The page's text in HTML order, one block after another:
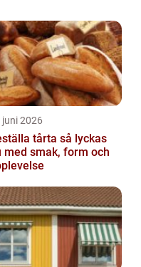
juni 2026
tårta så lyckas
med smak, form och